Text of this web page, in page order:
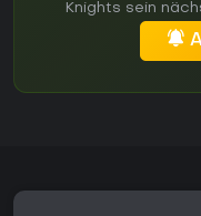
Knights sein